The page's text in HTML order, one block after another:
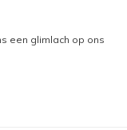
een glimlach op ons